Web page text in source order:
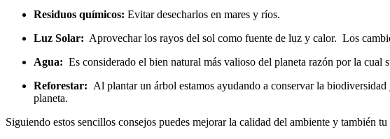
Residuos químicos: Evitar desecharlos en mares y ríos.
Luz Solar: Aprovechar los rayos del sol como fuente de luz y calor. Los
Agua: Es considerado el bien natural más valioso del planeta razón por la
Reforestar: Al plantar un árbol estamos ayudando a conservar la
planeta.
Siguiendo estos sencillos consejos puedes mejorar la calidad del ambiente y también